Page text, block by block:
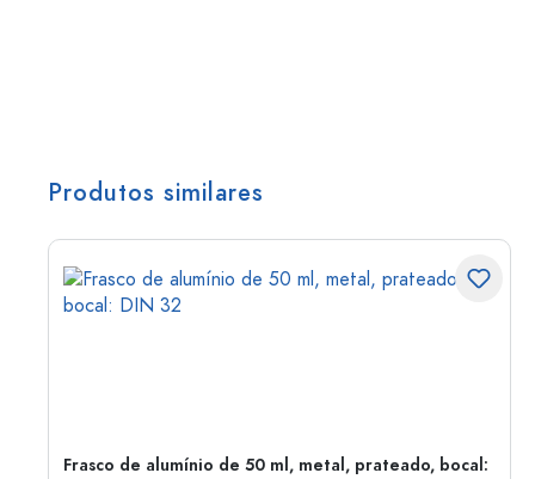
Produtos similares
Frasco de alumínio de 50 ml, metal, prateado, bocal: